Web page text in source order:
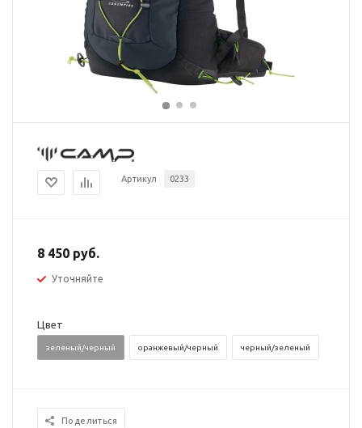
Артикул 0233
8 450 руб.
Уточняйте
Цвет
зеленый/черный оранжевый/черный черный/зеленый
Поделиться